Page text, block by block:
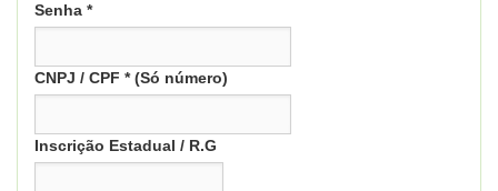
Senha *
CNPJ / CPF * (Só número)
Inscrição Estadual / R.G